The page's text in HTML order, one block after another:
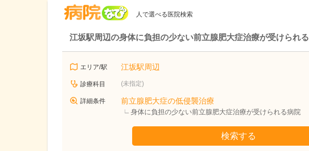
人で選べる医院検索
江坂駅周辺の身体に負担の少ない前立腺肥大症治療が受けられる
エリア/駅 江坂駅周辺
診療科目 (未指定)
詳細条件 前立腺肥大症の低侵襲治療
身体に負担の少ない前立腺肥大症治療が受けられる病院
検索する